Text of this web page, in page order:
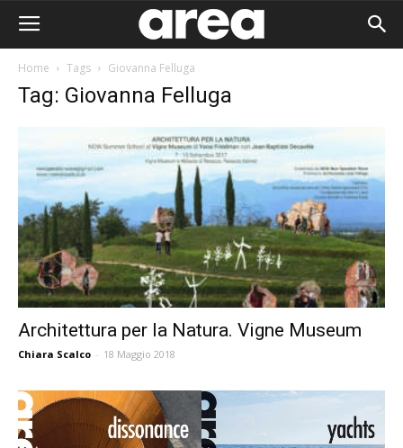
Home Tags Giovanna Felluga
Tag: Giovanna Felluga
Architettura per la Natura. Vigne Museum
Chiara Scalco - 18 Maggio 2018